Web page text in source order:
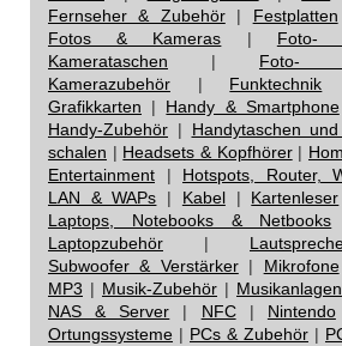
Fernseher & Zubehör| Festplatten
Fotos & Kameras | Foto-
Kamerataschen | Foto-
Kamerazubehör | Funktechnik
Grafikkarten | Handy & Smartphone
Handy-Zubehör | Handytaschen
schalen | Headsets & Kopfhörer|
Entertainment | Hotspots, Router,
LAN & WAPs | Kabel| Kartenleser
Laptops, Notebooks & Netbooks
Laptopzubehör |
Subwoofer & Verstärker| Mikrofone
MP3 | Musik-Zubehör | Musikanlagen
NAS & Server | NFC| Nintendo
Ortungssysteme | PCs & Zubehör |